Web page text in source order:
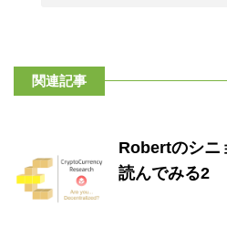
関連記事
Robertのシニ
読んでみる2